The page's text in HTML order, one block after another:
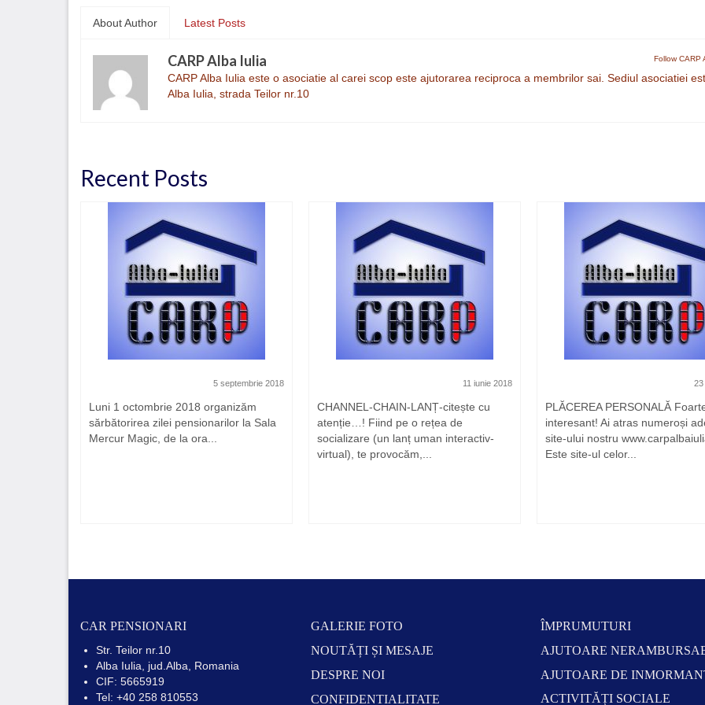
About Author Latest Posts
Follow CARP
CARP Alba Iulia
CARP Alba Iulia este o asociatie al carei scop este ajutorarea reciproca a membrilor sai. Sediul asociatiei
Alba Iulia, strada Teilor nr.10
Recent Posts
5 septembrie 2018
Luni 1 octombrie 2018 organizăm
sărbătorirea zilei pensionarilor la Sala
Mercur Magic, de la ora...
11 iunie 2018
CHANNEL-CHAIN-LANȚ-citește cu
atenție…! Fiind pe o rețea de
socializare (un lanț uman interactiv-
virtual), te provocăm,...
23
PLĂCEREA PERSONALĂ
interesant! Ai atras numeroși
site-ului nostru
Este site-ul celor...
CAR PENSIONARI
Str. Teilor nr.10
Alba Iulia, jud.Alba, Romania
CIF: 5665919
Tel: +40 258 810553
GALERIE FOTO
NOUTĂȚI ȘI MESAJE
DESPRE NOI
CONFIDENTIALITATE
ÎMPRUMUTURI
AJUTOARE
AJUTOARE DE
ACTIVITĂȚI SOCIALE